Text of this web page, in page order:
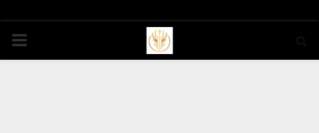
PRIMARY